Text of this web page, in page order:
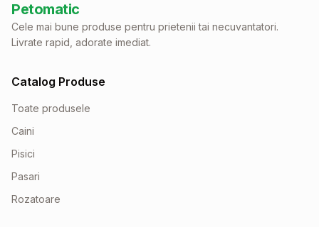
Petomatic
Cele mai bune produse pentru prietenii tai necuvantatori.
Livrate rapid, adorate imediat.
Catalog Produse
Toate produsele
Caini
Pisici
Pasari
Rozatoare